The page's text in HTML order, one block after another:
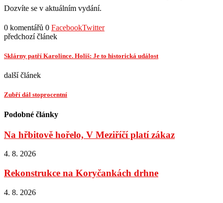
Dozvíte se v aktuálním vydání.
0 komentářů 0 FacebookTwitter
předchozí článek
Sklárny patří Karolince. Holiš: Je to historická událost
další článek
Zubří dál stoprocentní
Podobné články
Na hřbitově hořelo, V Meziříčí platí zákaz
4. 8. 2026
Rekonstrukce na Koryčankách drhne
4. 8. 2026